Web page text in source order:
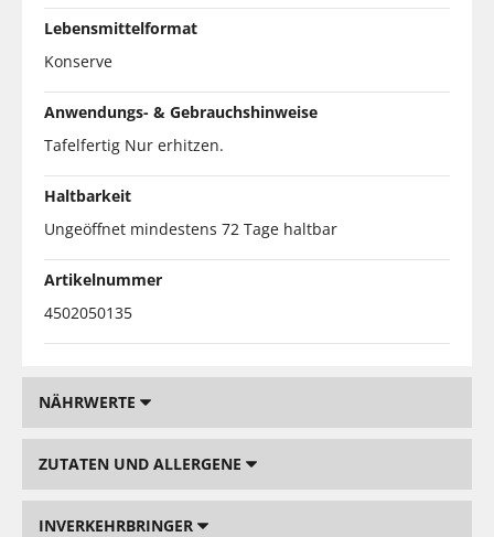
Lebensmittelformat
Konserve
Anwendungs- & Gebrauchshinweise
Tafelfertig Nur erhitzen.
Haltbarkeit
Ungeöffnet mindestens 72 Tage haltbar
Artikelnummer
4502050135
NÄHRWERTE
ZUTATEN UND ALLERGENE
INVERKEHRBRINGER